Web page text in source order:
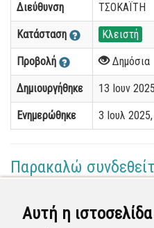
Αυτή η ιστοσελίδα
Διεύθυνση ΤΣΟΚΑΪΤΗ
Κατάσταση Κλειστή
Προβολή Δημόσια
Δημιουργήθηκε 13 Ιουν
Ενημερώθηκε 3 Ιουλ
Παρακαλώ